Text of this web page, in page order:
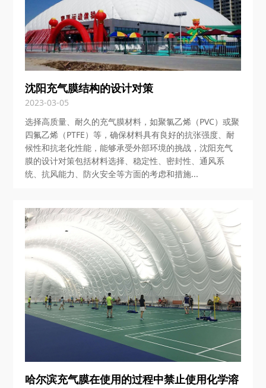
沈阳充气膜结构的设计对策
2023-03-05
选择高质量、耐久的充气膜材料，如聚氯乙烯（PVC）或聚
四氟乙烯（PTFE）等，确保材料具有良好的抗张强度、耐
候性和抗老化性能，能够承受外部环境的挑战，沈阳充气
膜的设计对策包括材料选择、稳定性、密封性、通风系
统、抗风能力、防火安全等方面的考虑和措施...
哈尔滨充气膜在使用的过程中禁止使用化学溶